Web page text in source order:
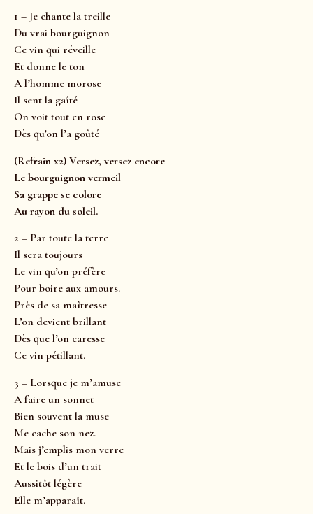
1 – Je chante la treille
Du vrai bourguignon
Ce vin qui réveille
Et donne le ton
A l’homme morose
Il sent la gaîté
On voit tout en rose
Dès qu’on l’a goûté
(Refrain x2) Versez, versez encore
Le bourguignon vermeil
Sa grappe se colore
Au rayon du soleil.
2 – Par toute la terre
Il sera toujours
Le vin qu’on préfère
Pour boire aux amours.
Près de sa maîtresse
L’on devient brillant
Dès que l’on caresse
Ce vin pétillant.
3 – Lorsque je m’amuse
A faire un sonnet
Bien souvent la muse
Me cache son nez.
Mais j’emplis mon verre
Et le bois d’un trait
Aussitôt légère
Elle m’apparaît.